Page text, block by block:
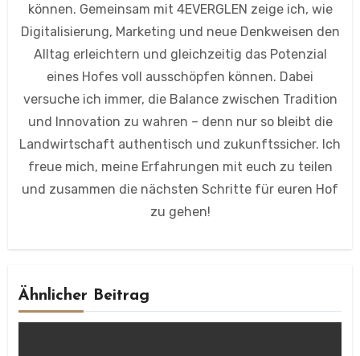
können. Gemeinsam mit 4EVERGLEN zeige ich, wie
Digitalisierung, Marketing und neue Denkweisen den
Alltag erleichtern und gleichzeitig das Potenzial
eines Hofes voll ausschöpfen können. Dabei
versuche ich immer, die Balance zwischen Tradition
und Innovation zu wahren – denn nur so bleibt die
Landwirtschaft authentisch und zukunftssicher. Ich
freue mich, meine Erfahrungen mit euch zu teilen
und zusammen die nächsten Schritte für euren Hof
zu gehen!
Ähnlicher Beitrag